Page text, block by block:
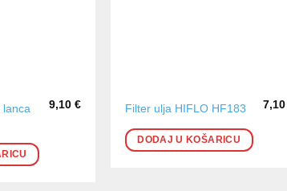
lanca
9,10€ Filter ulja HIFLO HF183 7,10
DODAJ U KOŠARICU